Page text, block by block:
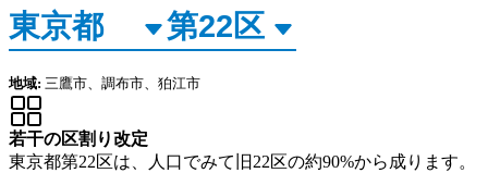
地域: 三鷹市、調布市、狛江市
若干の区割り改定
東京都第22区は、人口でみて旧22区の約90%から成ります。